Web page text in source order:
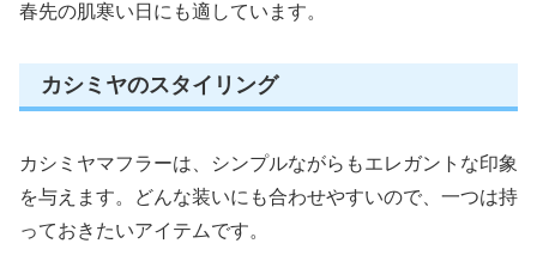
春先の肌寒い日にも適しています。
カシミヤのスタイリング
カシミヤマフラーは、シンプルながらもエレガントな印象
を与えます。どんな装いにも合わせやすいので、一つは持
っておきたいアイテムです。